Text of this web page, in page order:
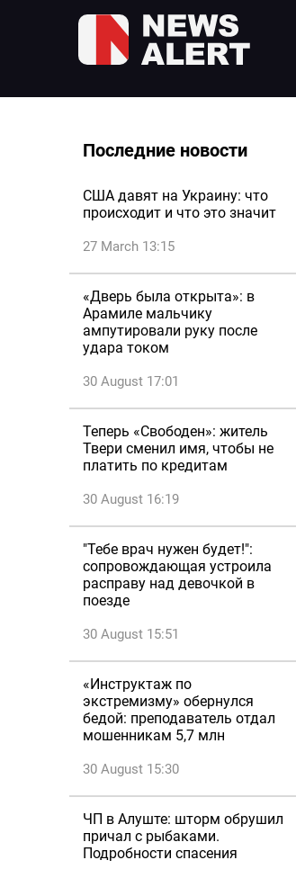
Последние новости
США давят на Украину: что
происходит и что это значит
27 March 13:15
«Дверь была открыта»: в
Арамиле мальчику
ампутировали руку после
удара током
30 August 17:01
Теперь «Свободен»: житель
Твери сменил имя, чтобы не
платить по кредитам
30 August 16:19
"Тебе врач нужен будет!":
сопровождающая устроила
расправу над девочкой в
поезде
30 August 15:51
«Инструктаж по
экстремизму» обернулся
бедой: преподаватель отдал
мошенникам 5,7 млн
30 August 15:30
ЧП в Алуште: шторм обрушил
причал с рыбаками.
Подробности спасения